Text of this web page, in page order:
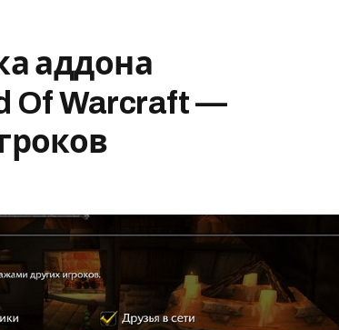
аддона
Of Warcraft —